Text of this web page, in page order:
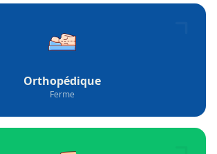
Orthopédique
Ferme